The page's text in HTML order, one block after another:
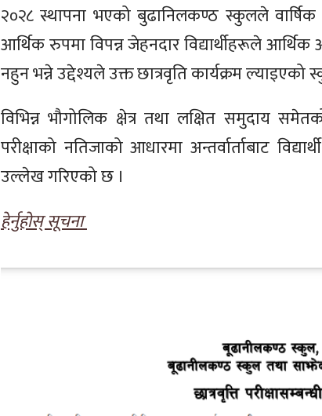
२०२८ स्थापना भएको बुढानिलकण्ठ स्कुलले
आर्थिक रुपमा विपन्न जेहनदार विद्यार्थीहरूले
नहुन भन्ने उद्देश्यले उक्त छात्रवृति कार्यक्रम
विभिन्न भौगोलिक क्षेत्र तथा लक्षित समुदाय
परीक्षाको नतिजाको आधारमा अन्तर्वार्ताबाट
उल्लेख गरिएको छ ।
हेर्नुहोस् सूचना